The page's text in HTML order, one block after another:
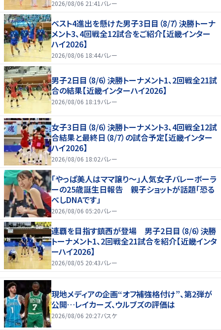
2026/08/06 21:41 バレー
ベスト4進出を懸けた男子3日目（8/7）決勝トーナ
メント3、4回戦全12試合をご紹介【近畿インター
ハイ2026】
2026/08/06 18:44バレー
男子2日目（8/6）決勝トーナメント1、2回戦全21試
合の結果【近畿インターハイ2026】
2026/08/06 18:19バレー
女子3日目（8/6）決勝トーナメント3、4回戦全12試
合結果と最終日（8/7）の試合予定【近畿インター
ハイ2026】
2026/08/06 18:02バレー
「やっぱ美人はママ譲り～」人気女子バレーボーラ
ーの25歳誕生日報告 親子ショットが話題「恐る
べしDNAです」
2026/08/06 05:20バレー
連覇を目指す鎮西が登場 男子2日目（8/6）決勝
トーナメント1、2回戦全21試合を紹介【近畿インタ
ーハイ2026】
2026/08/05 20:43バレー
現地メディアの企画“オフ補強格付け”、第2弾が
公開…レイカーズ、ウルブズの評価は
2026/08/06 20:27バスケ